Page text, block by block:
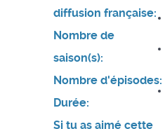
diffusion française:
Nombre de
saison(s):
Nombre d'épisodes:
Durée:
Si tu as aimé cette